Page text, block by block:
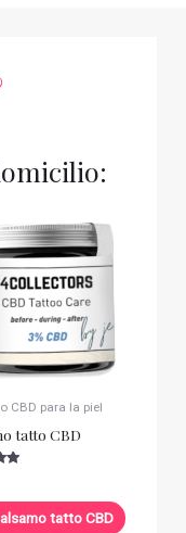
CBD para la piel
tatto CBD
tatto CBD